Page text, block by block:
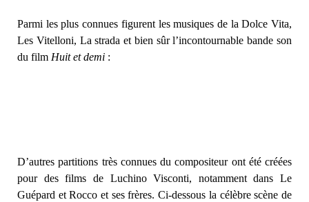
Parmi les plus connues figurent les musiques de la Dolce Vita,
Les Vitelloni, La strada et bien sûr l’incontournable bande son
du film Huit et demi :
D’autres partitions très connues du compositeur ont été créées
pour des films de Luchino Visconti, notamment dans Le
Guépard et Rocco et ses frères. Ci-dessous la célèbre scène de